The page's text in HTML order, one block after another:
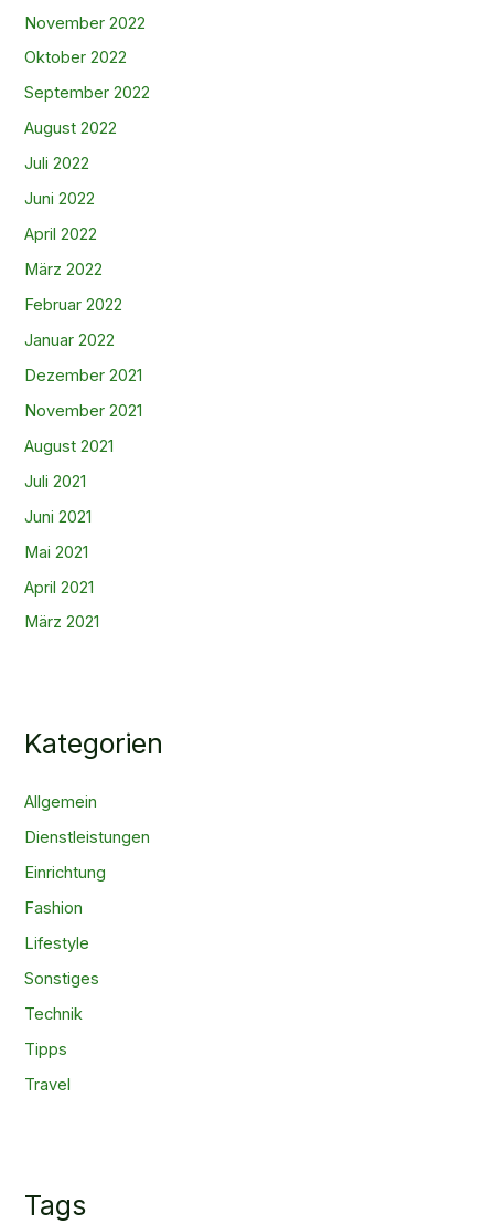
November 2022
Oktober 2022
September 2022
August 2022
Juli 2022
Juni 2022
April 2022
März 2022
Februar 2022
Januar 2022
Dezember 2021
November 2021
August 2021
Juli 2021
Juni 2021
Mai 2021
April 2021
März 2021
Kategorien
Allgemein
Dienstleistungen
Einrichtung
Fashion
Lifestyle
Sonstiges
Technik
Tipps
Travel
Tags